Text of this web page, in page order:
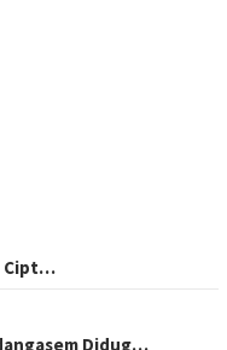
Cipt…
Didug…